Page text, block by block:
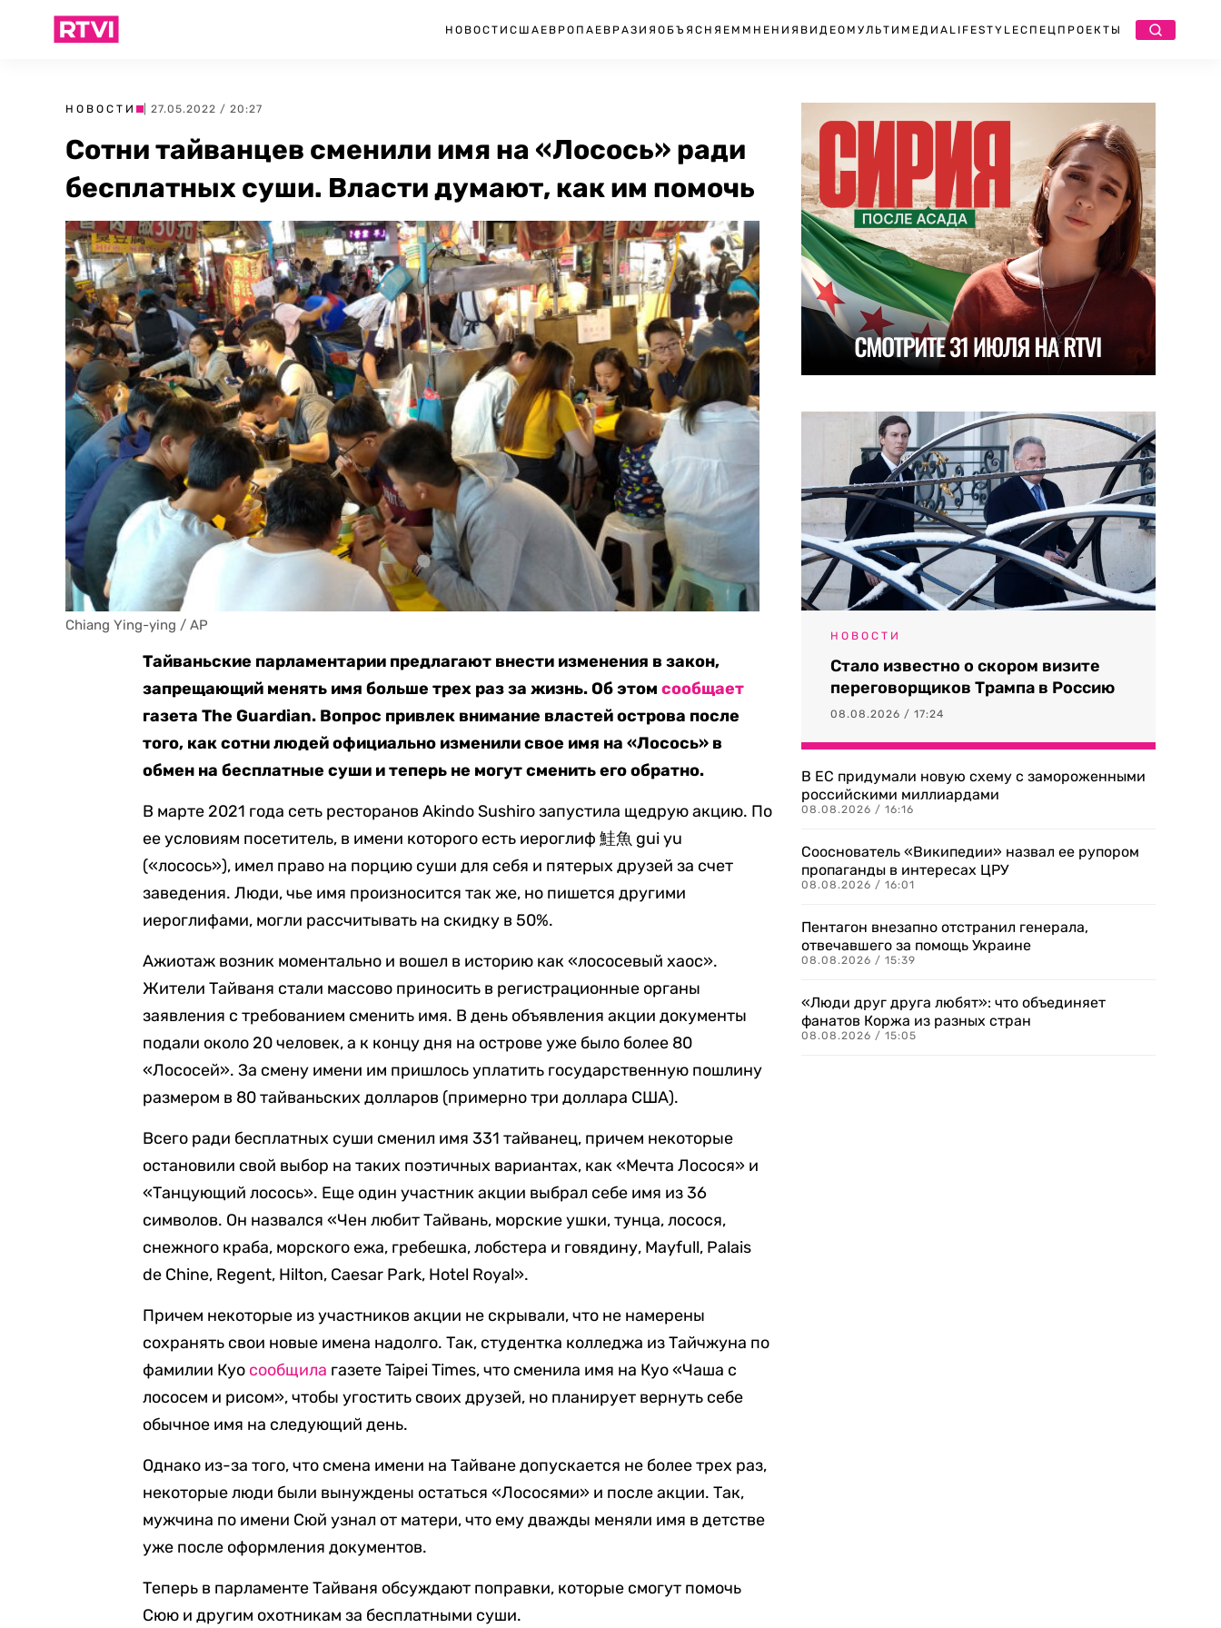
НОВОСТИ США ЕВРОПА ЕВРАЗИЯ ОБЪЯСНЯЕМ МНЕНИЯ ВИДЕО МУЛЬТИМЕДИА LIFESTYLEСПЕЦПРОЕКТЫ
НОВОСТИ | 27.05.2022 / 20:27
Сотни тайванцев сменили имя на «Лосось» ради
бесплатных суши. Власти думают, как им помочь
Chiang Ying-ying / AP
Тайваньские парламентарии предлагают внести изменения в закон,
запрещающий менять имя больше трех раз за жизнь. Об этомсообщает
газета The Guardian. Вопрос привлек внимание властей острова после
того, как сотни людей официально изменили свое имя на «Лосось» в
обмен на бесплатные суши и теперь не могут сменить его обратно.
В марте 2021 года сеть ресторанов Akindo Sushiro запустила щедрую акцию. По
ее условиям посетитель, в имени которого есть иероглиф 鮭魚 gui yu
(«лосось»), имел право на порцию суши для себя и пятерых друзей за счет
заведения. Люди, чье имя произносится так же, но пишется другими
иероглифами, могли рассчитывать на скидку в 50%.
Ажиотаж возник моментально и вошел в историю как «лососевый хаос».
Жители Тайваня стали массово приносить в регистрационные органы
заявления с требованием сменить имя. В день объявления акции документы
подали около 20 человек, а к концу дня на острове уже было более 80
«Лососей». За смену имени им пришлось уплатить государственную пошлину
размером в 80 тайваньских долларов (примерно три доллара США).
Всего ради бесплатных суши сменил имя 331 тайванец, причем некоторые
остановили свой выбор на таких поэтичных вариантах, как «Мечта Лосося» и
«Танцующий лосось». Еще один участник акции выбрал себе имя из 36
символов. Он назвался «Чен любит Тайвань, морские ушки, тунца, лосося,
снежного краба, морского ежа, гребешка, лобстера и говядину, Mayfull, Palais
de Chine, Regent, Hilton, Caesar Park, Hotel Royal».
Причем некоторые из участников акции не скрывали, что не намерены
сохранять свои новые имена надолго. Так, студентка колледжа из Тайчжуна по
фамилии Куо сообщила газете Taipei Times, что сменила имя на Куо «Чаша с
лососем и рисом», чтобы угостить своих друзей, но планирует вернуть себе
обычное имя на следующий день.
Однако из-за того, что смена имени на Тайване допускается не более трех раз,
некоторые люди были вынуждены остаться «Лососями» и после акции. Так,
мужчина по имени Сюй узнал от матери, что ему дважды меняли имя в детстве
уже после оформления документов.
Теперь в парламенте Тайваня обсуждают поправки, которые смогут помочь
Сюю и другим охотникам за бесплатными суши.
НОВОСТИ
Стало известно о скором визите
переговорщиков Трампа в Россию
08.08.2026 / 17:24
В ЕС придумали новую схему с замороженными
российскими миллиардами
08.08.2026 / 16:16
Сооснователь «Википедии» назвал ее рупором
пропаганды в интересах ЦРУ
08.08.2026 / 16:01
Пентагон внезапно отстранил генерала,
отвечавшего за помощь Украине
08.08.2026 / 15:39
«Люди друг друга любят»: что объединяет
фанатов Коржа из разных стран
08.08.2026 / 15:05